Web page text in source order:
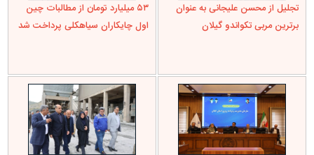
تجلیل از محسن علیجانی به عنوان
برترین مربی تکواندو گیلان
۵۳ میلیارد تومان از مطالبات چین
اول چایکاران سیاهکلی پرداخت شد